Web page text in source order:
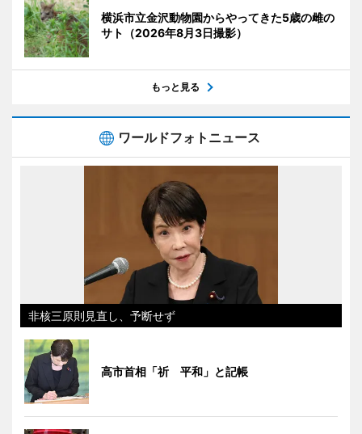
横浜市立金沢動物園からやってきた5歳の雌の
サト（2026年8月3日撮影）
もっと見る
ワールドフォトニュース
非核三原則見直し、予断せず
高市首相「祈 平和」と記帳